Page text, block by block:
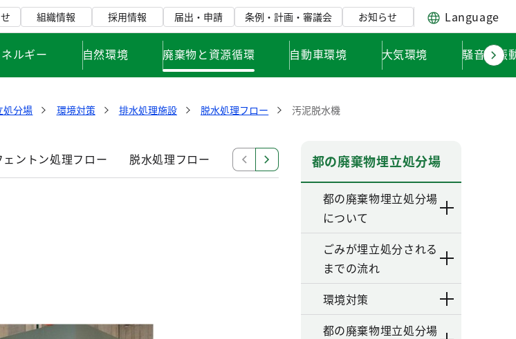
組織情報 採用情報 届出・申請 条例・計画・審議会 お知らせ Language
ルギー 自然環境 廃棄物と資源循環 自動車環境 大気環境 騒音・振
処分場 環境対策 排水処理施設 脱水処理フロー 汚泥脱水機
ェントン処理フロー 脱水処理フロー ろ過処理フロー 集水池 調整池
都の廃棄物埋立処分場
都の廃棄物埋立処分場
について
ごみが埋立処分される
までの流れ
環境対策
都の廃棄物埋立処分場